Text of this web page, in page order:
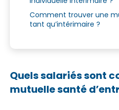
Comment trouver une
tant qu’intérimaire ?
Quels salariés sont
mutuelle santé